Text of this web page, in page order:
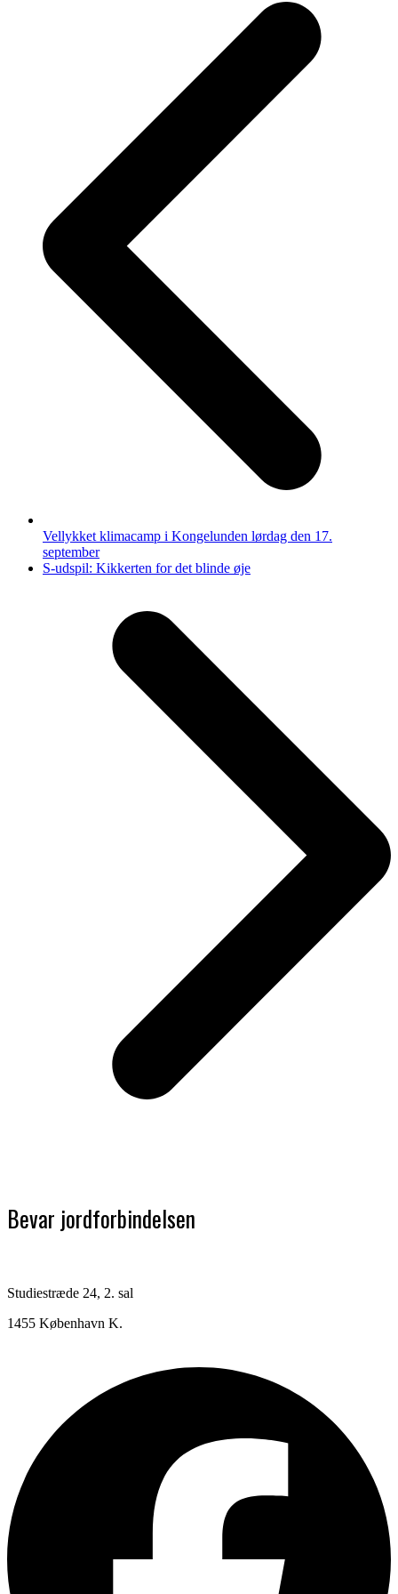
Vellykket klimacamp i Kongelunden lørdag den 17.
september
next
S-udspil: Kikkerten for det blinde øje
Bevar jordforbindelsen
Studiestræde 24, 2. sal
1455 København K.